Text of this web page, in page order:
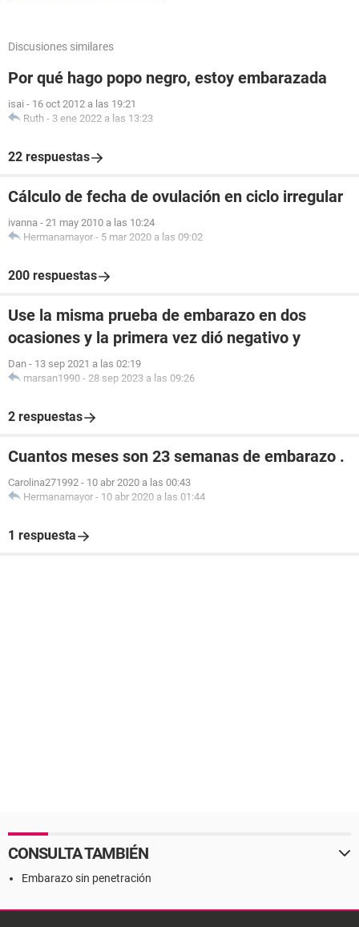
Discusiones similares
Por qué hago popo negro, estoy embarazada
isai - 16 oct 2012 a las 19:21
Ruth - 3 ene 2022 a las 13:23
22 respuestas
Cálculo de fecha de ovulación en ciclo irregular
ivanna - 21 may 2010 a las 10:24
Hermanamayor - 5 mar 2020 a las 09:02
200 respuestas
Use la misma prueba de embarazo en dos
ocasiones y la primera vez dió negativo y
Dan - 13 sep 2021 a las 02:19
marsan1990 - 28 sep 2023 a las 09:26
2 respuestas
Cuantos meses son 23 semanas de embarazo .
Carolina271992 - 10 abr 2020 a las 00:43
Hermanamayor - 10 abr 2020 a las 01:44
1 respuesta
CONSULTA TAMBIÉN
Embarazo sin penetración